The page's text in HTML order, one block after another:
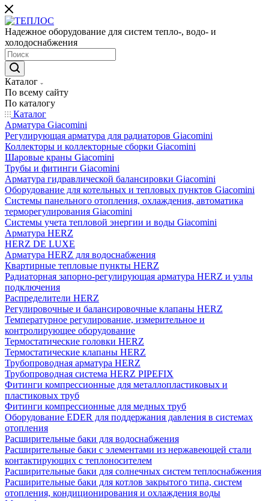
Надежное оборудование для систем тепло-, водо- и
холодоснабжения
Каталог
По всему сайту
По каталогу
Каталог
Арматура Giacomini
Регулирующая арматура для радиаторов Giacomini
Коллекторы и коллекторные сборки Giacomini
Шаровые краны Giacomini
Трубы и фитинги Giacomini
Арматура гидравлической балансировки Giacomini
Оборудование для котельных и тепловых пунктов Giacomini
Системы панельного отопления, охлаждения, автоматика
терморегулирования Giacomini
Системы учета тепловой энергии и воды Giacomini
Арматура HERZ
HERZ DE LUXE
Арматура HERZ для водоснабжения
Квартирные тепловые пункты HERZ
Радиаторная запорно-регулирующая арматура HERZ и узлы
подключения
Распределители HERZ
Регулировочные и балансировочные клапаны HERZ
Температурное регулирование, измерительное и
контролирующее оборудование
Термостатические головки HERZ
Термостатические клапаны HERZ
Трубопроводная арматура HERZ
Трубопроводная система HERZ PIPEFIX
Фитинги компрессионные для металлопластиковых и
пластиковых труб
Фитинги компрессионные для медных труб
Оборудование EDER для поддержания давления в системах
отопления
Расширительные баки для водоснабжения
Расширительные баки с элементами из нержавеющей стали
контактирующих с теплоносителем
Расширительные баки для солнечных систем теплоснабжения
Расширительные баки для котлов закрытого типа, систем
отопления, кондиционирования и охлаждения воды